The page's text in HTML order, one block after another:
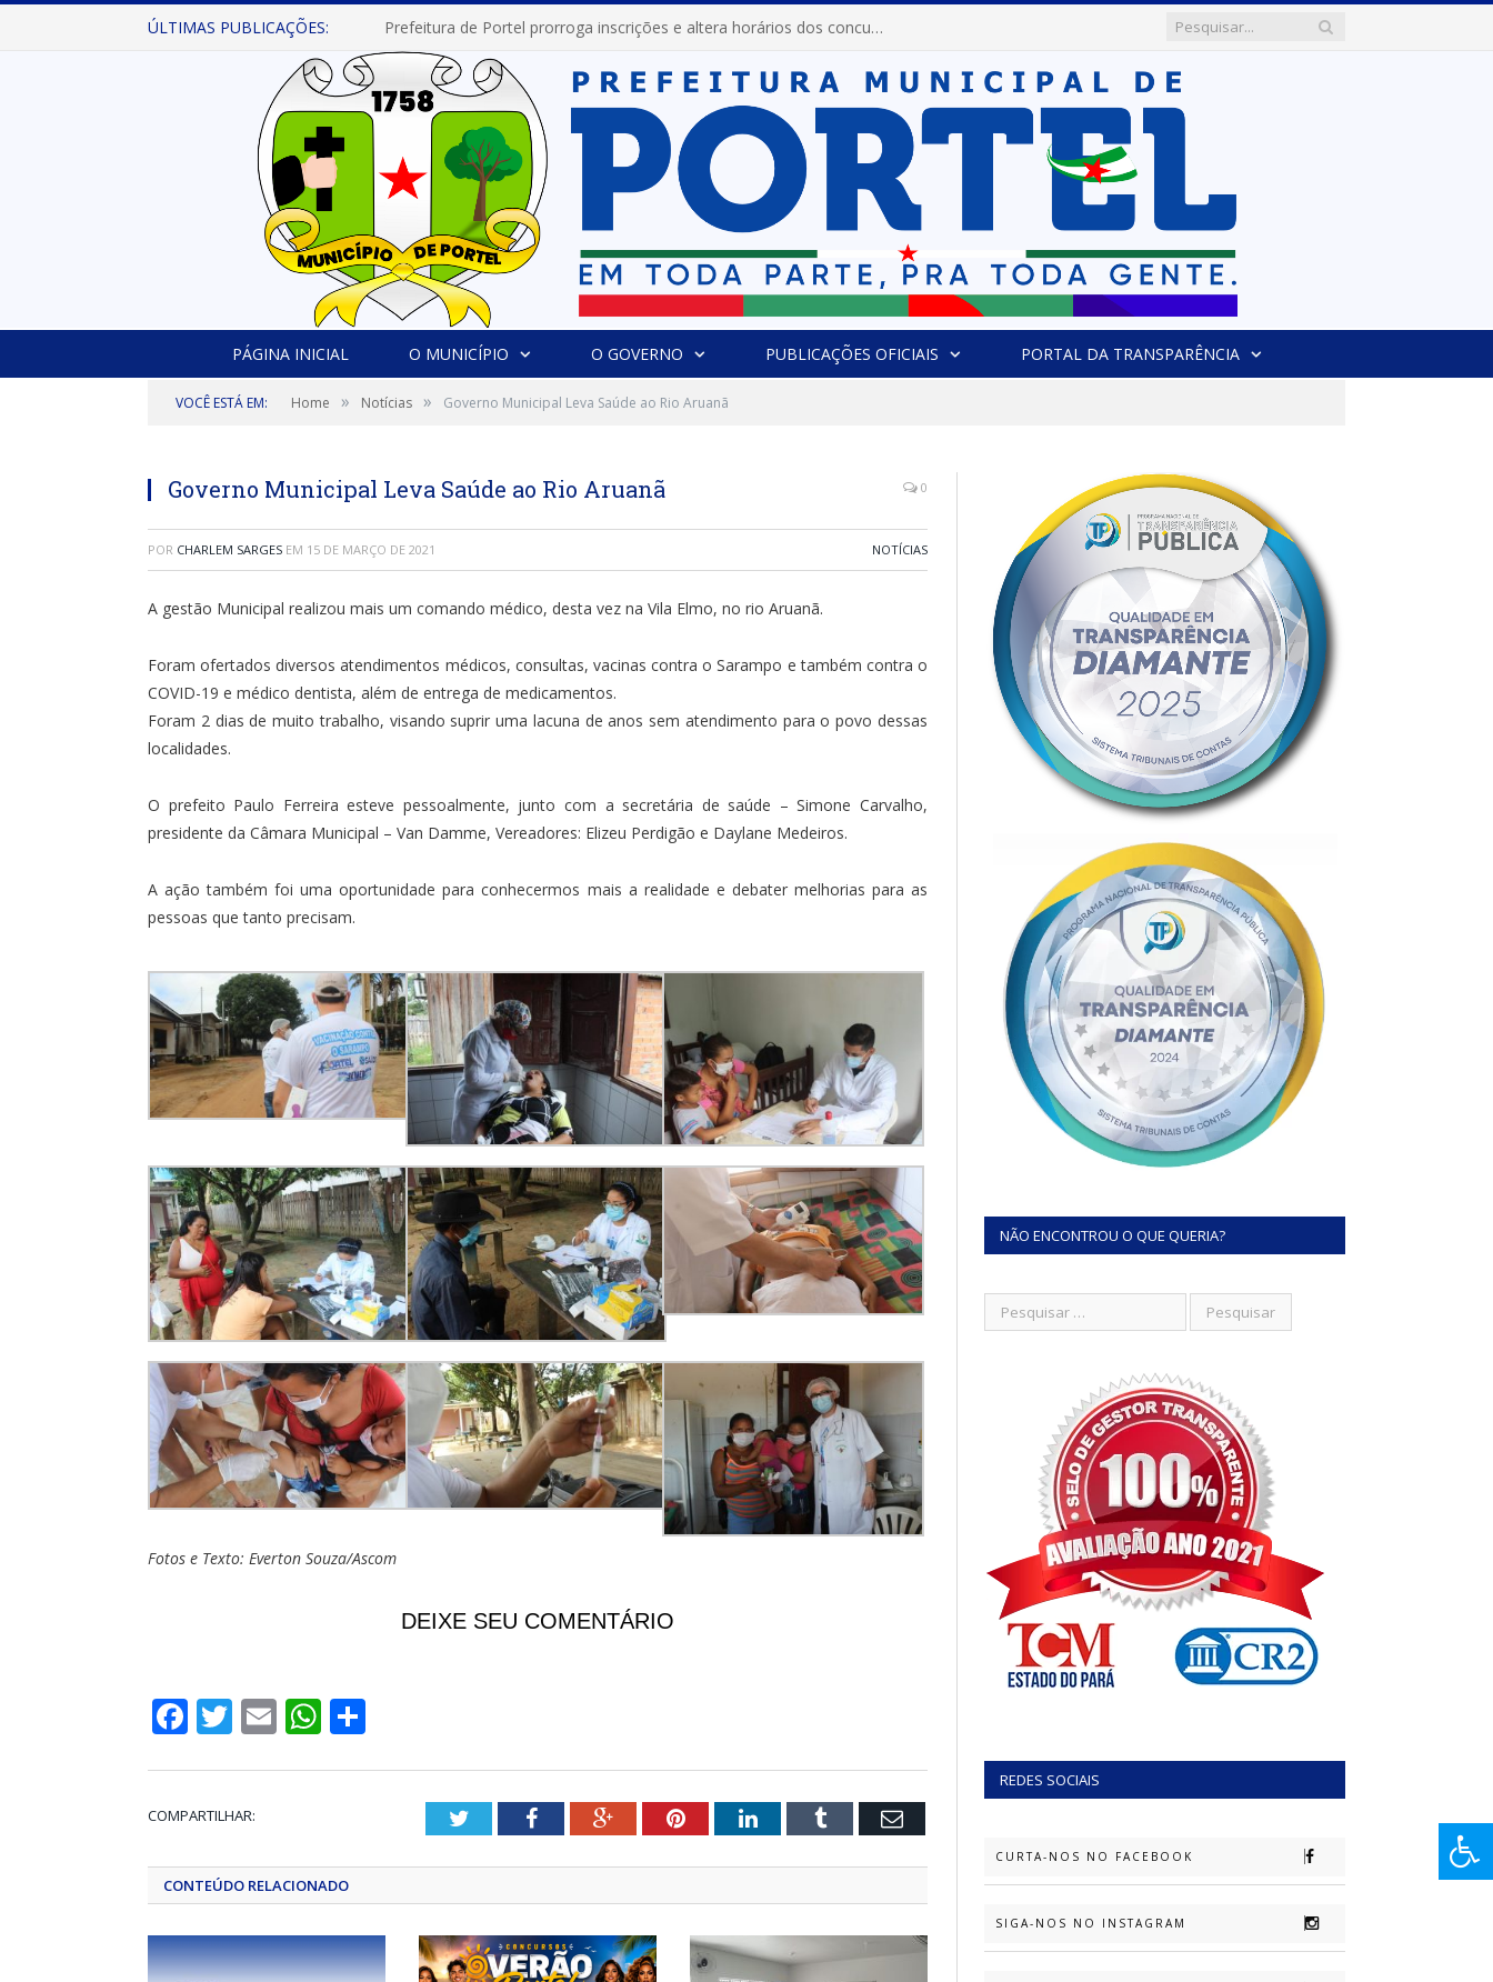
ÚLTIMAS PUBLICAÇÕES: Prefeitura de Portel prorroga inscrições e altera horários dos concursos “Musa” e “Miss Mix Verão 2026”
PÁGINA INICIAL O MUNICÍPIO O GOVERNO PUBLICAÇÕES OFICIAIS PORTAL DA TRANSPARÊNCIA
VOCÊ ESTÁ EM: Home » Notícias » Governo Municipal Leva Saúde ao Rio Aruanã
Governo Municipal Leva Saúde ao Rio Aruanã 0
POR CHARLEM SARGES EM 15 DE MARÇO DE 2021 NOTÍCIAS
A gestão Municipal realizou mais um comando médico, desta vez na Vila Elmo, no rio Aruanã.
Foram ofertados diversos atendimentos médicos, consultas, vacinas contra o Sarampo e também contra o
COVID-19 e médico dentista, além de entrega de medicamentos.
Foram 2 dias de muito trabalho, visando suprir uma lacuna de anos sem atendimento para o povo dessas
localidades.
O prefeito Paulo Ferreira esteve pessoalmente, junto com a secretária de saúde – Simone Carvalho,
presidente da Câmara Municipal – Van Damme, Vereadores: Elizeu Perdigão e Daylane Medeiros.
A ação também foi uma oportunidade para conhecermos mais a realidade e debater melhorias para as
pessoas que tanto precisam.
Fotos e Texto: Everton Souza/Ascom
DEIXE SEU COMENTÁRIO
Facebook
Twitter
EmailWhatsApp
COMPARTILHAR: TwitterFacebookGoogle+PinterestLinkedInTumblr Email
CONTEÚDO RELACIONADO
NÃO ENCONTROU O QUE QUERIA?
REDES SOCIAIS
CURTA-NOS NO FACEBOOK
SIGA-NOS NO INSTAGRAM